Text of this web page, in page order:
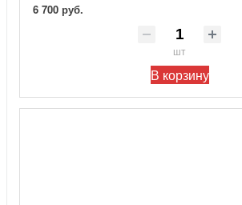
6 700 руб.
шт
В корзину